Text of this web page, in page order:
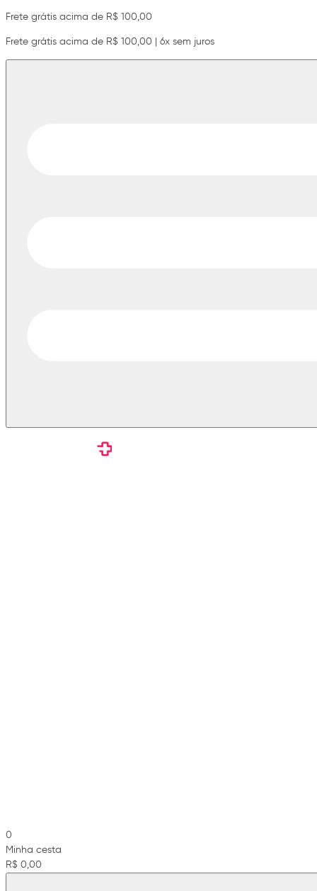
Frete grátis acima de R$ 100,00
Frete grátis acima de R$ 100,00 | 6x sem juros
0
Minha cesta
R$ 0,00